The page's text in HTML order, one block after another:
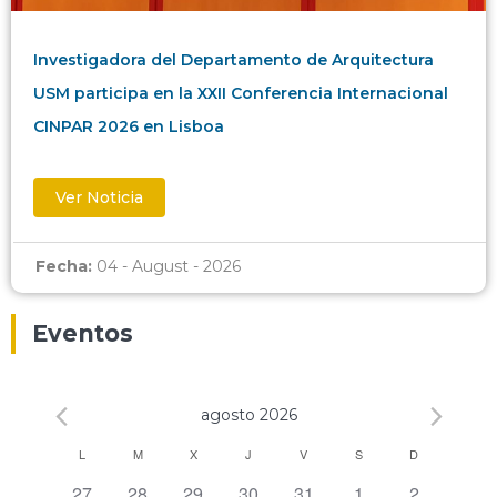
Investigadora del Departamento de Arquitectura
USM participa en la XXII Conferencia Internacional
CINPAR 2026 en Lisboa
Ver Noticia
Fecha: 04 - August - 2026
Eventos
agosto 2026
Calendario
L M X J V S D